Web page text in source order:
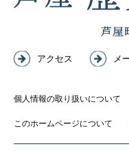
アクセス メ
個人情報の取り扱いについて
このホームページについて